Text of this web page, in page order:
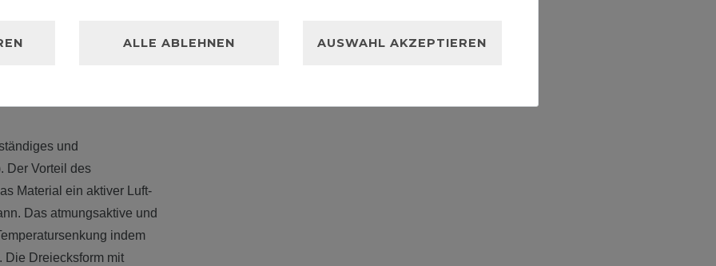
einsetzen das
mit dem Sonnensegel
und
Der Vorteil des
Material ein aktiver Luft-
Das atmungsaktive und
indem
Die Dreiecksform mit
ALLE ABLEHNEN AUSWAHL AKZEPTIEREN